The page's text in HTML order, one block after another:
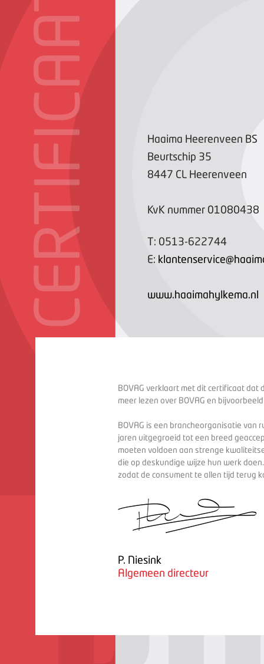
CERTIFICAAT
Haaima Heerenveen BS
Beurtschip 35
8447 CL Heerenveen
KvK nummer 01080438
T: 0513-622744
E:
www.haaimahylkema.nl
BOVAG verklaart met dit certificaat dat
meer lezen over BOVAG en
BOVAG is een brancheorganisatie van
jaren uitgegroeid tot een breed
moeten voldoen aan strenge
die op deskundige wijze hun werk
zodat de consument te allen tijd terug
P. Niesink
Algemeen directeur